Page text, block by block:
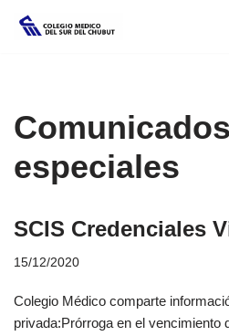
Comunicados
especiales
SCIS Credenciales
15/12/2020
Colegio Médico comparte
privada:Prórroga en el vencimiento